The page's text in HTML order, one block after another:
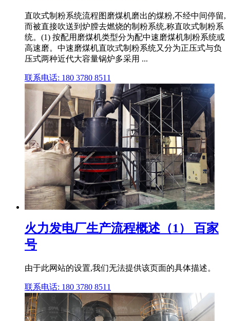
直吹式制粉系统流程图磨煤机磨出的煤粉,不经中间停留,
而被直接吹送到炉膛去燃烧的制粉系统,称直吹式制粉系
统。(1) 按配用磨煤机类型分为配中速磨煤机制粉系统或
高速磨。中速磨煤机直吹式制粉系统又分为正压式与负
压式两种近代大容量锅炉多采用 ...
联系电话: 180 3780 8511
火力发电厂生产流程概述（1） 百家
号
由于此网站的设置,我们无法提供该页面的具体描述。
联系电话: 180 3780 8511